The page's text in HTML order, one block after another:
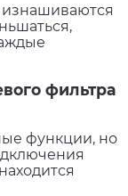
фильтра
функции, но